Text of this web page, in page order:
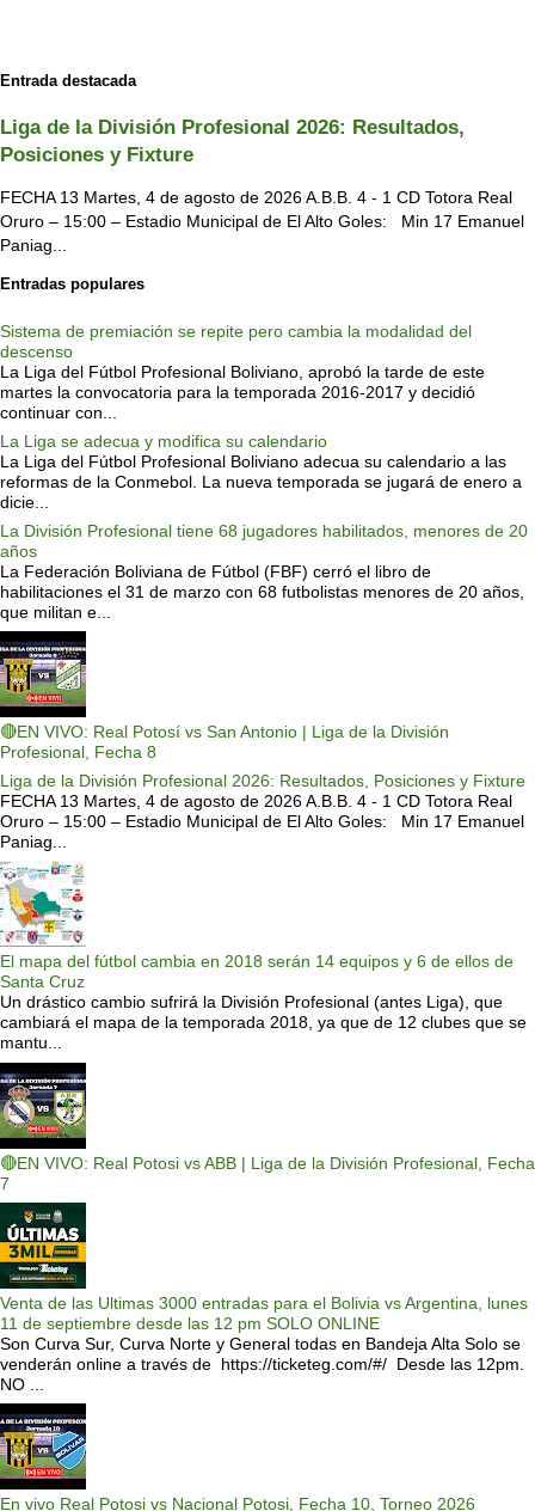
Entrada destacada
Liga de la División Profesional 2026: Resultados,
Posiciones y Fixture
FECHA 13 Martes, 4 de agosto de 2026 A.B.B. 4 - 1 CD Totora Real
Oruro – 15:00 – Estadio Municipal de El Alto Goles: Min 17 Emanuel
Paniag...
Entradas populares
Sistema de premiación se repite pero cambia la modalidad del
descenso
La Liga del Fútbol Profesional Boliviano, aprobó la tarde de este
martes la convocatoria para la temporada 2016-2017 y decidió
continuar con...
La Liga se adecua y modifica su calendario
La Liga del Fútbol Profesional Boliviano adecua su calendario a las
reformas de la Conmebol. La nueva temporada se jugará de enero a
dicie...
La División Profesional tiene 68 jugadores habilitados, menores de 20
años
La Federación Boliviana de Fútbol (FBF) cerró el libro de
habilitaciones el 31 de marzo con 68 futbolistas menores de 20 años,
que militan e...
🔴EN VIVO: Real Potosí vs San Antonio | Liga de la División
Profesional, Fecha 8
Liga de la División Profesional 2026: Resultados, Posiciones y Fixture
FECHA 13 Martes, 4 de agosto de 2026 A.B.B. 4 - 1 CD Totora Real
Oruro – 15:00 – Estadio Municipal de El Alto Goles: Min 17 Emanuel
Paniag...
El mapa del fútbol cambia en 2018 serán 14 equipos y 6 de ellos de
Santa Cruz
Un drástico cambio sufrirá la División Profesional (antes Liga), que
cambiará el mapa de la temporada 2018, ya que de 12 clubes que se
mantu...
🔴EN VIVO: Real Potosi vs ABB | Liga de la División Profesional, Fecha
7
Venta de las Ultimas 3000 entradas para el Bolivia vs Argentina, lunes
11 de septiembre desde las 12 pm SOLO ONLINE
Son Curva Sur, Curva Norte y General todas en Bandeja Alta Solo se
venderán online a través de https://ticketeg.com/#/ Desde las 12pm.
NO ...
En vivo Real Potosi vs Nacional Potosi, Fecha 10, Torneo 2026